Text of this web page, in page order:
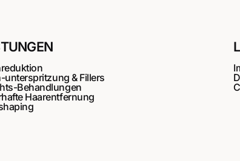
unterspritzung & Fillers
Behandlungen
Haarentfernung